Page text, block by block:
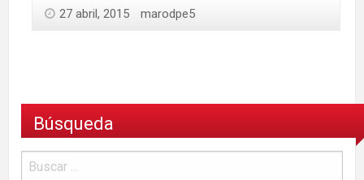
27 abril, 2015 marodpe5
Búsqueda